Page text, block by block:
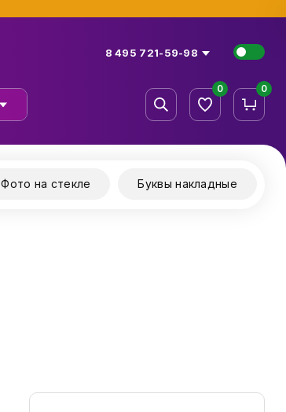
8 495 721-59-98
0 0
Фото на стекле Буквы накладные